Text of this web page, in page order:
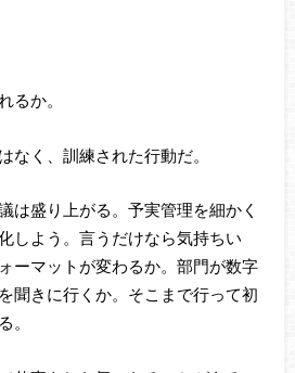
るか。
なく、訓練された行動だ。
は盛り上がる。予実管理を細かく
しよう。言うだけなら気持ちい
ーマットが変わるか。部門が数字
聞きに行くか。そこまで行って初
。